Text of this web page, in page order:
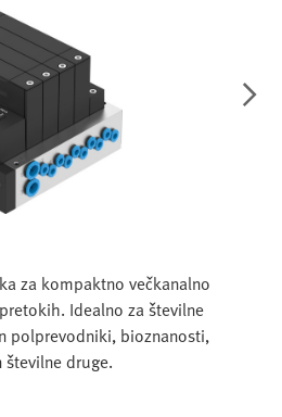
za kompaktno večkanalno
Idealno za številne
polprevodniki, bioznanosti,
druge.